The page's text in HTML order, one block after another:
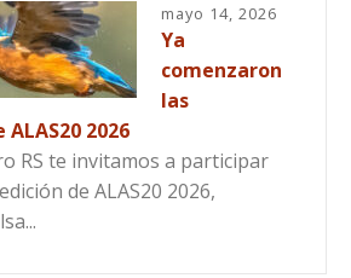
mayo 14, 2026
Ya
comenzaron
las
2026
RS te invitamos a participar
de ALAS20 2026,